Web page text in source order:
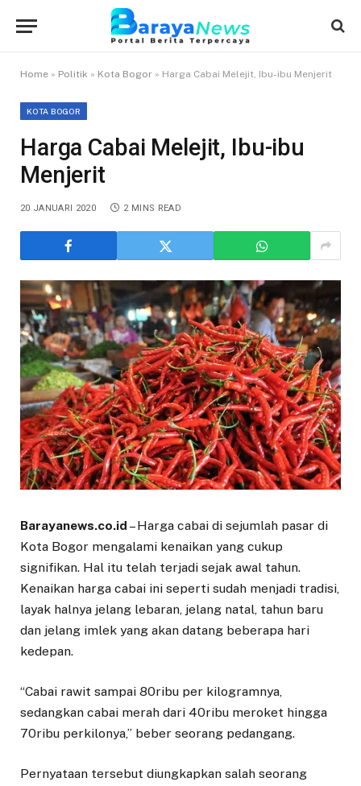
Home » Politik » Kota Bogor » Harga Cabai Melejit, Ibu-ibu Menjerit
KOTA BOGOR
Harga Cabai Melejit, Ibu-ibu
Menjerit
20 JANUARI 2020 2 MINS READ
Barayanews.co.id – Harga cabai di sejumlah pasar di
Kota Bogor mengalami kenaikan yang cukup
signifikan. Hal itu telah terjadi sejak awal tahun.
Kenaikan harga cabai ini seperti sudah menjadi tradisi,
layak halnya jelang lebaran, jelang natal, tahun baru
dan jelang imlek yang akan datang beberapa hari
kedepan.
“Cabai rawit sampai 80ribu per kilogramnya,
sedangkan cabai merah dari 40ribu meroket hingga
70ribu perkilonya,” beber seorang pedangang.
Pernyataan tersebut diungkapkan salah seorang